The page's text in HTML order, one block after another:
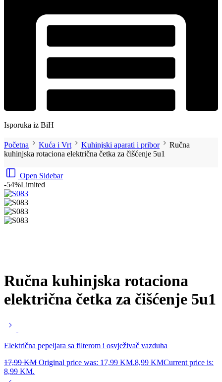
Isporuka iz BiH
Početna Kuća i Vrt Kuhinjski aparati i pribor
Ručna
kuhinjska rotaciona električna četka za čišćenje 5u1
Open Sidebar
-54%Limited
Ručna kuhinjska rotaciona
električna četka za čišćenje 5u1
Električna pepeljara sa filterom i osvježivač vazduha
17,99KM Original price was: 17,99 KM.8,99 KMCurrent price is:
8,99 KM.